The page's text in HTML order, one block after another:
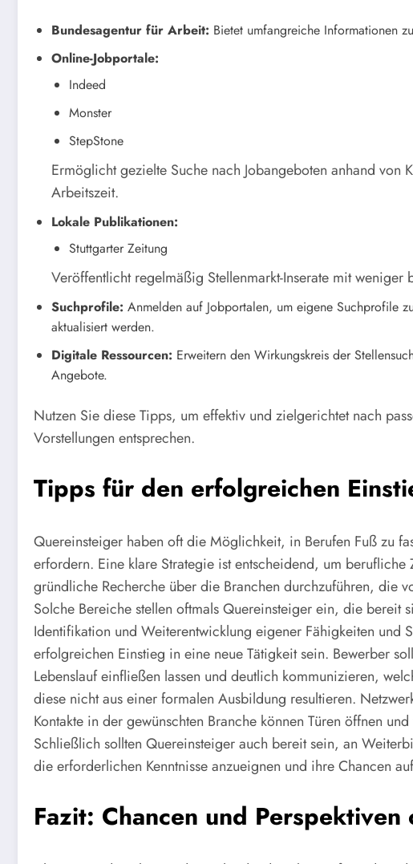
Bundesagentur für Arbeit: Bietet umfangreiche Informationen
Online-Jobportale:
Indeed
Monster
StepStone
Ermöglicht gezielte Suche nach Jobangeboten anhand von
Arbeitszeit.
Lokale Publikationen:
Stuttgarter Zeitung
Veröffentlicht regelmäßig Stellenmarkt-Inserate mit weniger
Suchprofile: Anmelden auf Jobportalen, um eigene Suchprofile
aktualisiert werden.
Digitale Ressourcen: Erweitern den Wirkungskreis der
Angebote.
Nutzen Sie diese Tipps, um effektiv und zielgerichtet nach
Vorstellungen entsprechen.
Tipps für den erfolgreichen
Quereinsteiger haben oft die Möglichkeit, in Berufen Fuß zu
erfordern. Eine klare Strategie ist entscheidend, um
gründliche Recherche über die Branchen durchzuführen, die
Solche Bereiche stellen oftmals Quereinsteiger ein, die bereit
Identifikation und Weiterentwicklung eigener Fähigkeiten und
erfolgreichen Einstieg in eine neue Tätigkeit sein. Bewerber
Lebenslauf einfließen lassen und deutlich kommunizieren,
diese nicht aus einer formalen Ausbildung resultieren.
Kontakte in der gewünschten Branche können Türen öffnen
Schließlich sollten Quereinsteiger auch bereit sein, an
die erforderlichen Kenntnisse anzueignen und ihre Chancen
Fazit: Chancen und